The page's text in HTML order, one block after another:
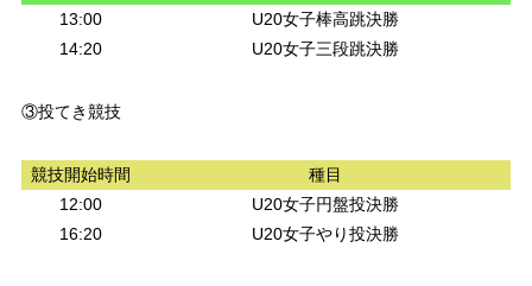
13:00
U20女子棒高跳決勝
14:20
U20女子三段跳決勝
③投てき競技
競技開始時間
種目
12:00
U20女子円盤投決勝
16:20
U20女子やり投決勝